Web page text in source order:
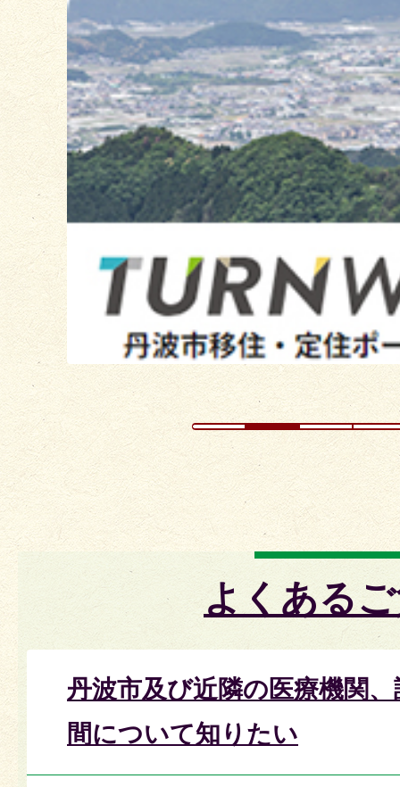
2
枚
目
の
ス
よくある
丹波市及び近隣の医療機関
間について知りたい